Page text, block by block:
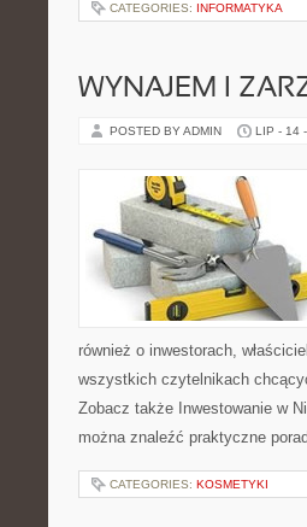
CATEGORIES: INFORMATYKA
WYNAJEM I
POSTED BY ADMIN LIP - 14
również o inwestorach,
wszystkich czytelnikach
Zobacz także Inwestowanie w
można znaleźć praktyczne
CATEGORIES: KOSMETYKI